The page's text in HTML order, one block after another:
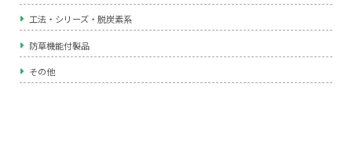
工法・シリーズ・脱炭素系
防草機能付製品
その他